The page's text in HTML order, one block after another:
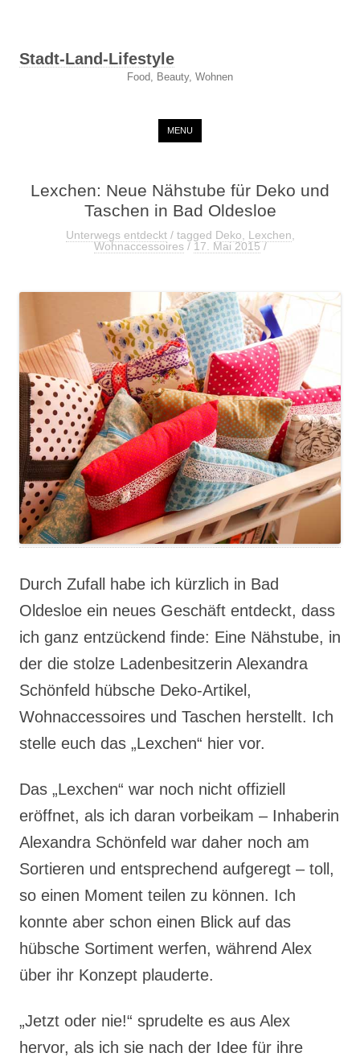
Stadt-Land-Lifestyle
Food, Beauty, Wohnen
MENU
Lexchen: Neue Nähstube für Deko und
Taschen in Bad Oldesloe
Unterwegs entdeckt/ tagged Deko Lexchen
Wohnaccessoires/ 17. Mai 2015/
Durch Zufall habe ich kürzlich in Bad
Oldesloe ein neues Geschäft entdeckt, dass
ich ganz entzückend finde: Eine Nähstube, in
der die stolze Ladenbesitzerin Alexandra
Schönfeld hübsche Deko-Artikel,
Wohnaccessoires und Taschen herstellt. Ich
stelle euch das „Lexchen“ hier vor.
Das „Lexchen“ war noch nicht offiziell
eröffnet, als ich daran vorbeikam – Inhaberin
Alexandra Schönfeld war daher noch am
Sortieren und entsprechend aufgeregt – toll,
so einen Moment teilen zu können. Ich
konnte aber schon einen Blick auf das
hübsche Sortiment werfen, während Alex
über ihr Konzept plauderte.
„Jetzt oder nie!“ sprudelte es aus Alex
hervor, als ich sie nach der Idee für ihre